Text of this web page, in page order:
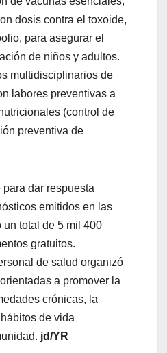
dosis contra el toxoide,
para asegurar el
de niños y adultos.
multidisciplinarios de
labores preventivas a
(control de
preventiva de
dar respuesta
emitidos en las
un total de 5 mil 400
gratuitos.
de salud organizó
a promover la
crónicas, la
de vida
jd/YR